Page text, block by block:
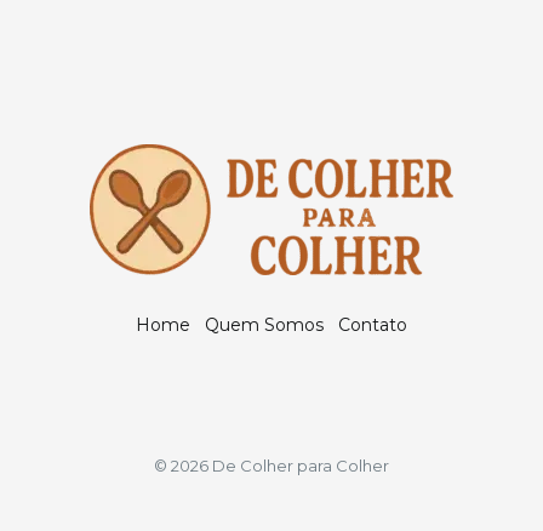
Home Quem Somos Contato
© 2026 De Colher para Colher